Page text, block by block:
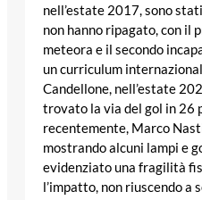
nell’estate 2017, sono
non hanno ripagato, con il
meteora e il secondo
un curriculum
Candellone, nell’estate
trovato la via del gol in 26
recentemente, Marco
mostrando alcuni lampi e
evidenziato una fragilità
l’impatto, non riuscendo a